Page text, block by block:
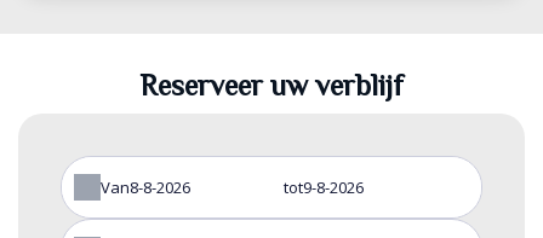
Reserveer uw verblijf
Van tot